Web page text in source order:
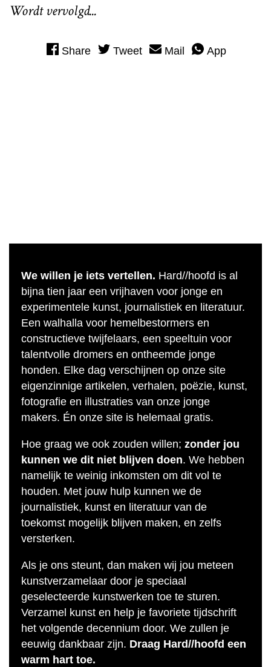
Wordt vervolgd...
Share Tweet Mail App
We willen je iets vertellen. Hard//hoofd is al
bijna tien jaar een vrijhaven voor jonge en
experimentele kunst, journalistiek en literatuur.
Een walhalla voor hemelbestormers en
constructieve twijfelaars, een speeltuin voor
talentvolle dromers en ontheemde jonge
honden. Elke dag verschijnen op onze site
eigenzinnige artikelen, verhalen, poëzie, kunst,
fotografie en illustraties van onze jonge
makers. Én onze site is helemaal gratis.
Hoe graag we ook zouden willen; zonder jou
kunnen we dit niet blijven doen. We hebben
namelijk te weinig inkomsten om dit vol te
houden. Met jouw hulp kunnen we de
journalistiek, kunst en literatuur van de
toekomst mogelijk blijven maken, en zelfs
versterken.
Als je ons steunt, dan maken wij jou meteen
kunstverzamelaar door je speciaal
geselecteerde kunstwerken toe te sturen.
Verzamel kunst en help je favoriete tijdschrift
het volgende decennium door. We zullen je
eeuwig dankbaar zijn. Draag Hard//hoofd een
warm hart toe.